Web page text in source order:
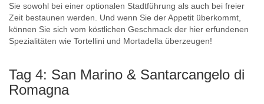
Sie sowohl bei einer optionalen Stadtführung als auch bei freier
Zeit bestaunen werden. Und wenn Sie der Appetit überkommt,
können Sie sich vom köstlichen Geschmack der hier erfundenen
Spezialitäten wie Tortellini und Mortadella überzeugen!
Tag 4: San Marino & Santarcangelo di
Romagna